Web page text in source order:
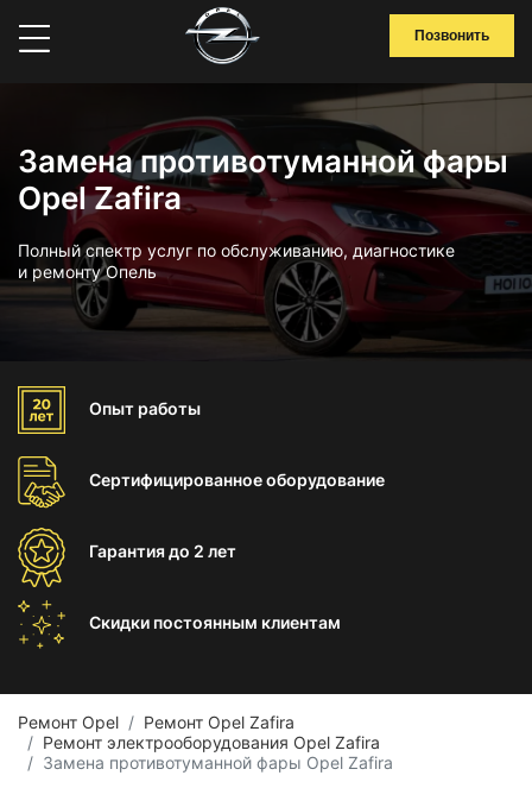
Позвонить
Замена противотуманной фары
Opel Zafira
Полный спектр услуг по обслуживанию, диагностике
и ремонту Опель
Опыт работы
Сертифицированноеоборудование
Гарантиядо 2 лет
Скидки постоянным клиентам
Ремонт Opel
Ремонт Opel Zafira
Ремонт электрооборудования Opel Zafira
Замена противотуманной фары Opel Zafira